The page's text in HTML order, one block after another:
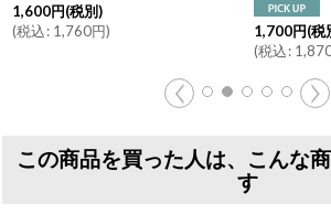
1,600円(税別)
(税込: 1,760円) 1,700円(税
(税込:
この商品を買った人は、こんな
す